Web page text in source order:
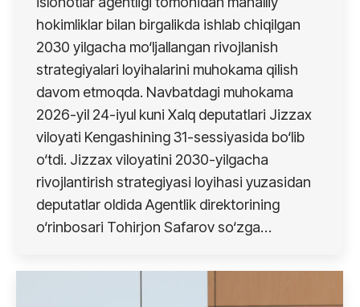
hokimliklar bilan birgalikda ishlab chiqilgan
2030 yilgacha mo‘ljallangan rivojlanish
strategiyalari loyihalarini muhokama qilish
davom etmoqda. Navbatdagi muhokama
2026-yil 24-iyul kuni Xalq deputatlari Jizzax
viloyati Kengashining 31-sessiyasida bo‘lib
o‘tdi. Jizzax viloyatini 2030-yilgacha
rivojlantirish strategiyasi loyihasi yuzasidan
deputatlar oldida Agentlik direktorining
o‘rinbosari Tohirjon Safarov so‘zga…